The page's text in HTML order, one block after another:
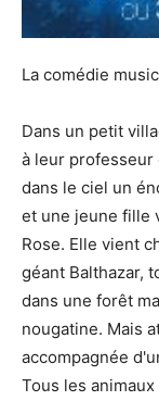
La comédie
Dans un petit
à leur professeur
dans le ciel un
et une jeune fille
Rose. Elle vient
géant Balthazar,
dans une forêt
nougatine. Mais
accompagnée
Tous les